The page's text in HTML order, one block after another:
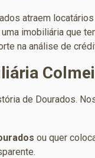
atraem
imobiliária que
na análise de
de Dourados.
ou quer